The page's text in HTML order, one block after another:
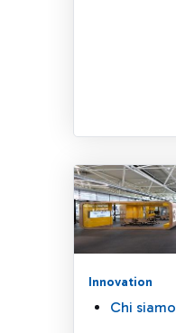
Innovation
Chi siamo